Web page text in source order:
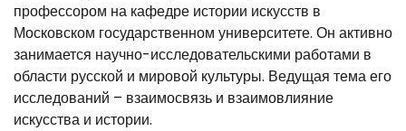
профессором на кафедре истории искусств в
Московском государственном университете. Он активно
занимается научно-исследовательскими работами в
области русской и мировой культуры. Ведущая тема его
исследований – взаимосвязь и взаимовлияние
искусства и истории.